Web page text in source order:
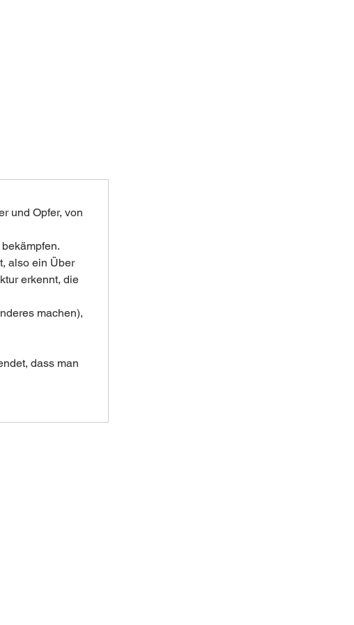
und Opfer, von
also ein Über
erkennt, die
machen),
dass man